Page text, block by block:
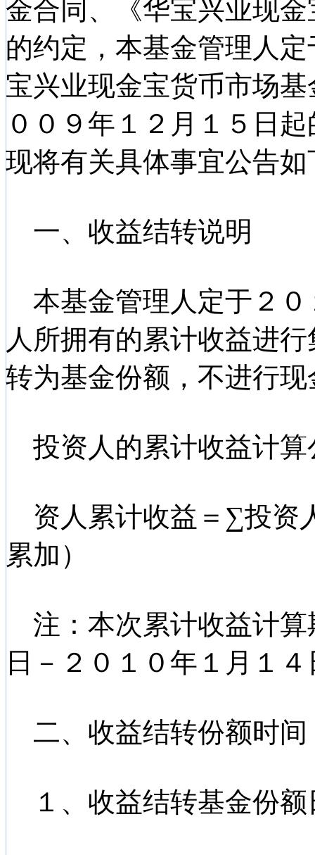
金合同、《华宝兴业现
的约定，本基金管理人
宝兴业现金宝货币市场
００９年１２月１５日
现将有关具体事宜公告如
一、收益结转说明
本基金管理人定于２０
人所拥有的累计收益进
转为基金份额，不进行
投资人的累计收益计算
资人累计收益＝∑投资
累加）
注：本次累计收益计算
日－２０１０年１月１４
二、收益结转份额时间
１、收益结转基金份额